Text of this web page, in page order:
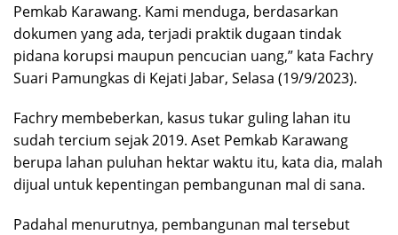
Pemkab Karawang. Kami menduga, berdasarkan
dokumen yang ada, terjadi praktik dugaan tindak
pidana korupsi maupun pencucian uang,” kata Fachry
Suari Pamungkas di Kejati Jabar, Selasa (19/9/2023).
Fachry membeberkan, kasus tukar guling lahan itu
sudah tercium sejak 2019. Aset Pemkab Karawang
berupa lahan puluhan hektar waktu itu, kata dia, malah
dijual untuk kepentingan pembangunan mal di sana.
Padahal menurutnya, pembangunan mal tersebut